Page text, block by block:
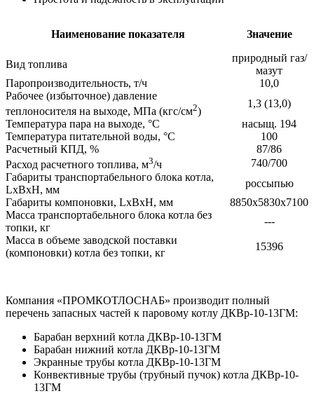
Наименование показателя Значение
Вид топлива
природный газ/
мазут
Паропроизводительность, т/ч
10,0
Рабочее (избыточное) давление
теплоносителя на выходе, МПа (кгс/см2)
1,3 (13,0)
Температура пара на выходе, °С
насыщ. 194
Температура питательной воды, °С
100
Расчетный КПД, %
87/86
Расход расчетного топлива, м3/ч
740/700
Габариты транспортабельного блока котла,
LхВхH, мм
россыпью
Габариты компоновки, LхВхH, мм
8850х5830х7100
Масса транспортабельного блока котла без
топки, кг
---
Масса в объеме заводской поставки
(компоновки) котла без топки, кг
15396
Компания «ПРОМКОТЛОСНАБ» производит полный
перечень запасных частей к паровому котлу ДКВр-10-13ГМ:
Барабан верхний котла ДКВр-10-13ГМ
Барабан нижний котла ДКВр-10-13ГМ
Экранные трубы котла ДКВр-10-13ГМ
Конвективные трубы (трубный пучок) котла ДКВр-10-
13ГМ